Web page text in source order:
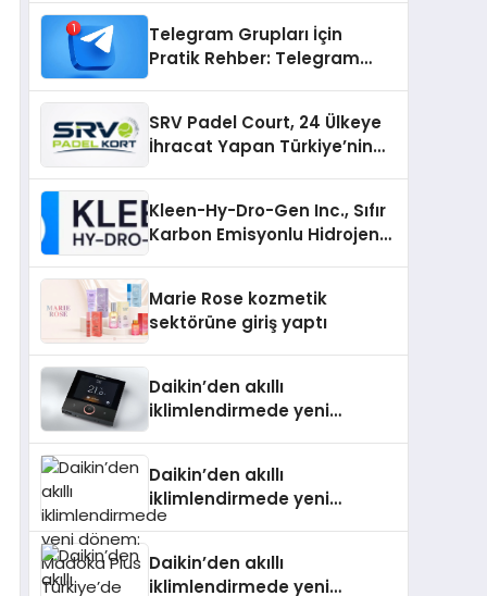
Telegram Grupları İçin
Pratik Rehber: Telegram
SRV Padel Court, 24 Ülkeye
İhracat Yapan Türkiye’nin
Kleen-Hy-Dro-Gen Inc., Sıfır
Karbon Emisyonlu Hidrojen
Aldı
Marie Rose kozmetik
sektörüne giriş yaptı
Daikin’den akıllı
iklimlendirmede yeni
Daikin’den akıllı
iklimlendirmede yeni
dönem: Madoka Plus
dostu tasarımıyla öne çıkan
Daikin’den akıllı
iklimlendirmede yeni